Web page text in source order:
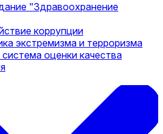
"Здравоохранение
коррупции
экстремизма и терроризма
оценки качества